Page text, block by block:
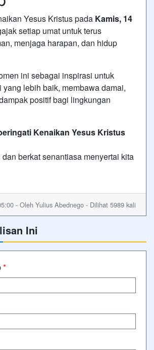
Yesus Kristuspada Kamis, 14
setiap umat untuk terus
menjaga harapan, dan hidup
ini sebagai inspirasi untuk
yang lebih baik, membawa damai,
positif bagi lingkungan
Kenaikan Yesus Kristus
berkat senantiasa menyertai kita
- Oleh Yulius Abednego - Dilihat 5989 kali
Ini
*